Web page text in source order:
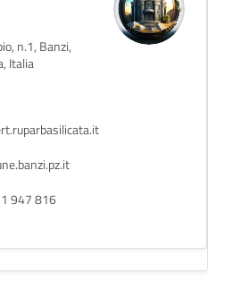
n.1, Banzi,
Italia
947 816